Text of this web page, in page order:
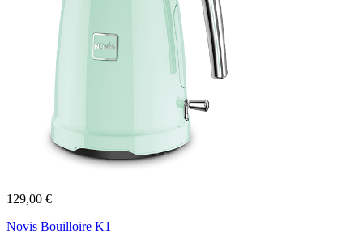
129,00 €
Novis Bouilloire K1